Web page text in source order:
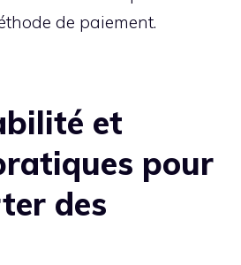
de paiement.
et
pour
des